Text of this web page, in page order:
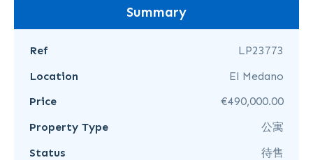
Summary
Ref
LP23773
Location
El Medano
Price
€490,000.00
Property Type
公寓
Status
待售